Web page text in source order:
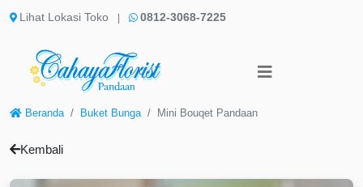
Lihat Lokasi Toko 0812-3068-7225
Beranda Buket Bunga Mini Bouqet Pandaan
Kembali